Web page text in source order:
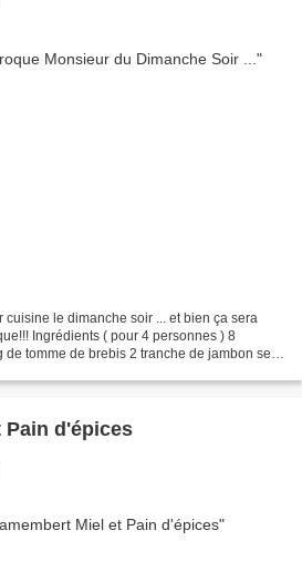
cuisine le dimanche soir ... et bien ça sera
Ingrédients ( pour 4 personnes ) 8
tomme de brebis 2 tranche de jambon sec
Pain d'épices